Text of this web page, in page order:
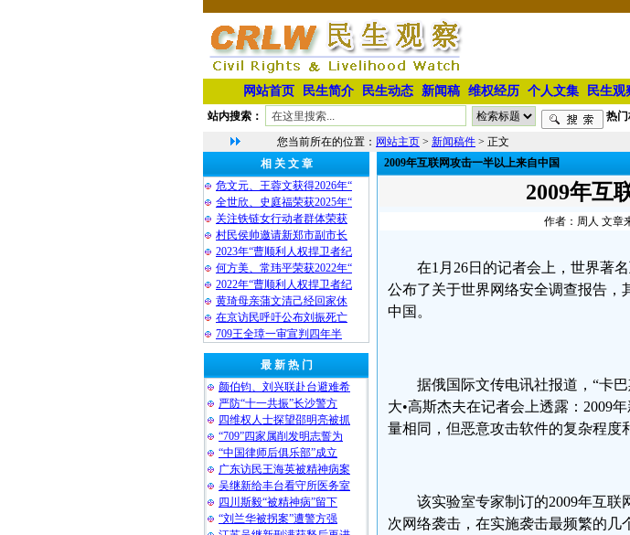
网站首页 民生简介 民生动态 新闻稿 维权经历 个人文集 民生观
站内搜索： 热
您当前所在的位置： 网站主页 > 新闻稿件 > 正文
相 关 文 章
危文元、王蓉文获得2026年“
全世欣、史庭福荣获2025年“
关注铁链女行动者群体荣获
村民侯帅邀请新郑市副市长
2023年“曹顺利人权捍卫者纪
何方美、常玮平荣获2022年“
2022年“曹顺利人权捍卫者纪
黄琦母亲蒲文清己经回家休
在京访民呼吁公布刘振死亡
709王全璋一审宣判四年半
最 新 热 门
颜伯钧、刘兴联赴台避难希
严防“十一共振”长沙警方
四维权人士探望邵明亮被抓
“709”四家属削发明志誓为
“中国律师后俱乐部”成立
广东访民王海英被精神病案
吴继新给丰台看守所医务室
四川斯毅“被精神病”留下
“刘兰华被拐案”遭警方强
2009年互联网攻击一半以上来自中国
2009年互
作者：周人 文章
在1月26日的记者会上，世界著
公布了关于世界网络安全调查报告，
中国。
据俄国际文传电讯社报道，“卡
大•高斯杰夫在记者会上透露：2009
量相同，但恶意攻击软件的复杂程度
该实验室专家制订的2009年互联
次网络袭击，在实施袭击最频繁的几